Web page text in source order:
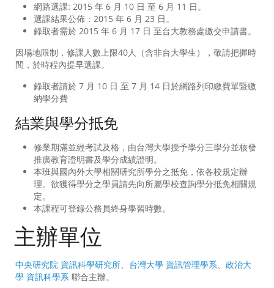
網路選課: 2015 年 6 月 10 日 至 6 月 11 日。
選課結果公佈：2015 年 6 月 23 日。
錄取者需於 2015 年 6 月 17 日 至台大教務處繳交申請書。
因場地限制，修課人數上限40人（含非台大學生），敬請把握時
間，於時程內提早選課。
錄取者請於 7 月 10 日 至 7 月 14 日於網路列印繳費單暨繳
納學分費
結業與學分抵免
修業期滿並經考試及格，由台灣大學授予學分三學分並核發
推廣教育證明書及學分成績證明。
本班與國內外大學相關研究所學分之抵免，依各校規定辦
理。欲獲得學分之學員請先向所屬學校查詢學分抵免相關規
定。
本課程可登錄公務員終身學習時數。
主辦單位
中央研究院 資訊科學研究所、 台灣大學 資訊管理學系、 政治大
學 資訊科學系 聯合主辦。